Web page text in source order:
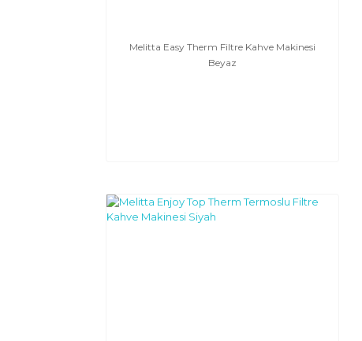
Melitta Easy Therm Filtre Kahve Makinesi
Beyaz